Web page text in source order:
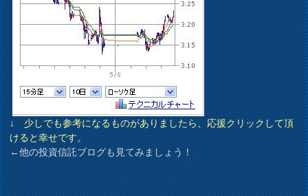
↓ 少しでも参考になるものがありましたら、応援クリックして頂
けると幸せです。
←他の投資信託ブログも見てみましょう！